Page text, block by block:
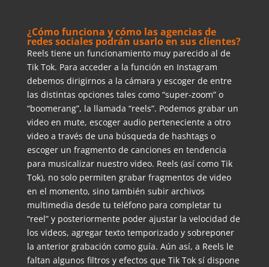
¿Cómo funciona y cómo las agencias de
redes sociales podrán usarlo en sus clientes?
Reels tiene un funcionamiento muy parecido al de
Tik Tok. Para acceder a la función en Instagram
debemos dirigirnos a la cámara y escoger de entre
las distintas opciones tales como “super-zoom” o
“boomerang”, la llamada “reels”. Podemos grabar un
video en mute, escoger audio perteneciente a otro
video a través de una búsqueda de hashtags o
escoger un fragmento de canciones en tendencia
para musicalizar nuestro video. Reels (así como Tik
Tok), no solo permiten grabar fragmentos de video
en el momento, sino también subir archivos
multimedia desde tu teléfono para completar tu
“reel” y posteriormente poder ajustar la velocidad de
los videos, agregar texto temporizado y sobreponer
la anterior grabación como guía. Aún así, a Reels le
faltan algunos filtros y efectos que Tik Tok sí dispone